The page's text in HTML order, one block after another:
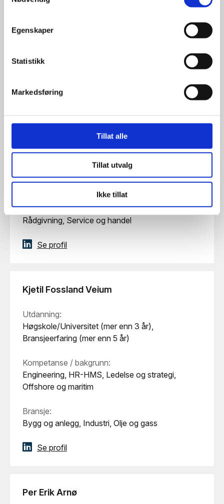
Egenskaper
Statistikk
Markedsføring
Tillat alle
Tillat utvalg
Ikke tillat